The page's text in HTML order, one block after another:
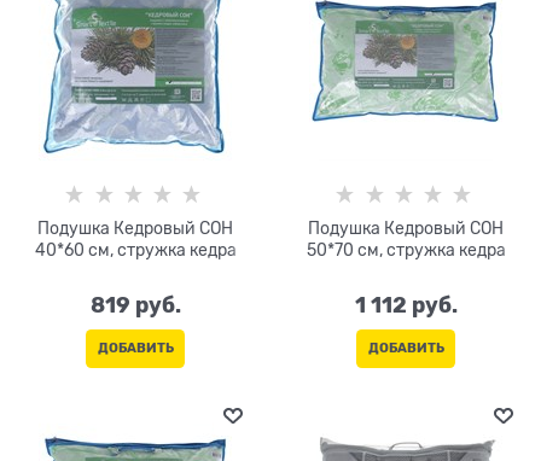
Подушка Кедровый СОН
40*60 см, стружка кедра
819 руб.
ДОБАВИТЬ
Подушка Кедровый СОН
50*70 см, стружка кедра
1 112 руб.
ДОБАВИТЬ